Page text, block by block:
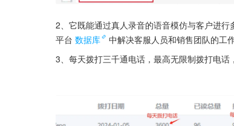
2、它既能通过真人录音的语音模仿与客户进
平台 数据库
中解决客服人员和销售团队的工作
3、每天拨打三千通电话，最高无限制拨打电